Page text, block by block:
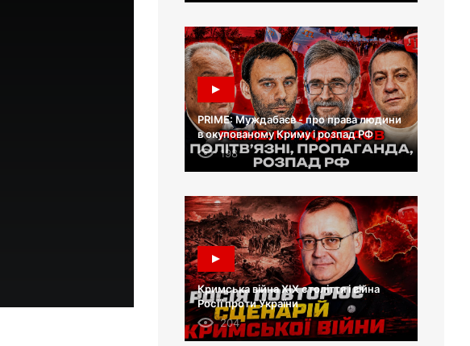
PRIME: Муждабаєв - про права людини
в окупованому Криму і розпад РФ
198
Кримська війна XIX століття і війна
Росії проти України
204